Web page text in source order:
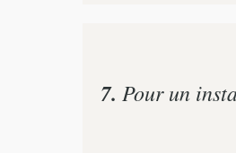
7. Pour un